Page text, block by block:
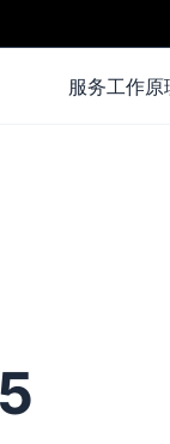
服务工作原